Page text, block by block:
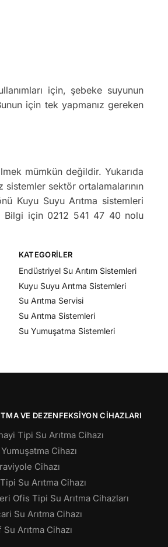
için, şebeke suyunun
için tek yapmanız gereken
mümkün değildir. Yukarıda
sektör ortalamalarının
Kuyu Suyu Arıtma sistemleri
Bilgi için 0212 541 47 40 nolu
KATEGORILER
Endüstriyel Su Arıtım Sistemleri
Kuyu Suyu Arıtma Sistemleri
Su Arıtma Servisi
Su Arıtma Sistemleri
Su Yumuşatma Sistemleri
VE DEZENFEKSIYON CIHAZLARI
Tipi Su Arıtma Cihazı
Cihazı
Cihazı
Su Arıtma Cihazı
Ofis Tipi Su Arıtma Cihazları
Su Arıtma Cihazı
Su Arıtma Cihazı